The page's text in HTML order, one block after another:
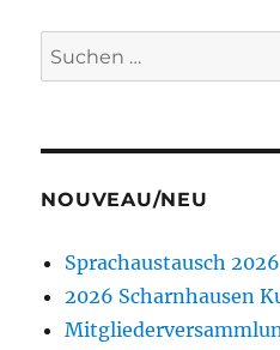
Suchen
nach:
NOUVEAU/NEU
Sprachaustausch
2026 Scharnhausen